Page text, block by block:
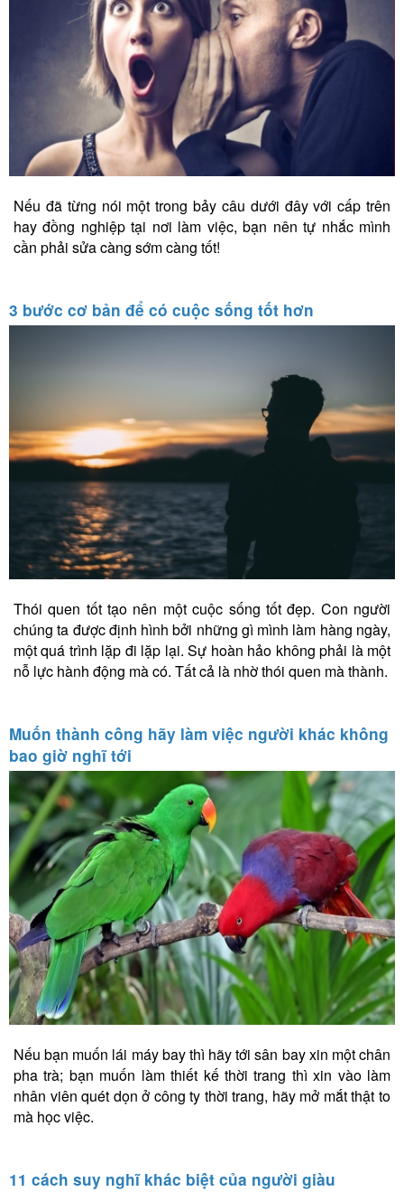
Nếu đã từng nói một trong bảy câu dưới đây với cấp trên
hay đồng nghiệp tại nơi làm việc, bạn nên tự nhắc mình
cần phải sửa càng sớm càng tốt!
3 bước cơ bản để có cuộc sống tốt hơn
Thói quen tốt tạo nên một cuộc sống tốt đẹp. Con người
chúng ta được định hình bởi những gì mình làm hàng ngày,
một quá trình lặp đi lặp lại. Sự hoàn hảo không phải là một
nỗ lực hành động mà có. Tất cả là nhờ thói quen mà thành.
Muốn thành công hãy làm việc người khác không
bao giờ nghĩ tới
Nếu bạn muốn lái máy bay thì hãy tới sân bay xin một chân
pha trà; bạn muốn làm thiết kế thời trang thì xin vào làm
nhân viên quét dọn ở công ty thời trang, hãy mở mắt thật to
mà học việc.
11 cách suy nghĩ khác biệt của người giàu